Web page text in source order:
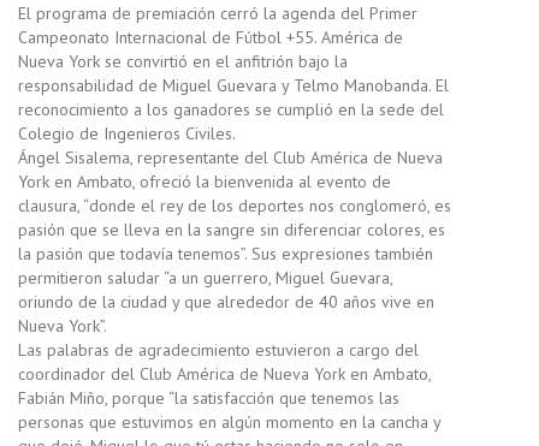
El programa de premiación cerró la agenda del Primer
Campeonato Internacional de Fútbol +55. América de
Nueva York se convirtió en el anfitrión bajo la
responsabilidad de Miguel Guevara y Telmo Manobanda. El
reconocimiento a los ganadores se cumplió en la sede del
Colegio de Ingenieros Civiles.
Ángel Sisalema, representante del Club América de Nueva
York en Ambato, ofreció la bienvenida al evento de
clausura, “donde el rey de los deportes nos conglomeró, es
pasión que se lleva en la sangre sin diferenciar colores, es
la pasión que todavía tenemos”. Sus expresiones también
permitieron saludar “a un guerrero, Miguel Guevara,
oriundo de la ciudad y que alrededor de 40 años vive en
Nueva York”.
Las palabras de agradecimiento estuvieron a cargo del
coordinador del Club América de Nueva York en Ambato,
Fabián Miño, porque “la satisfacción que tenemos las
personas que estuvimos en algún momento en la cancha y